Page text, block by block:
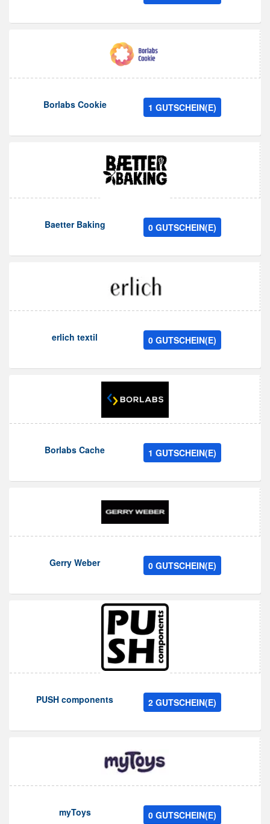
Borlabs Cookie 1 GUTSCHEIN(E)
Baetter Baking 0 GUTSCHEIN(E)
erlich textil 0 GUTSCHEIN(E)
Borlabs Cache 1 GUTSCHEIN(E)
Gerry Weber 0 GUTSCHEIN(E)
PUSH components 2 GUTSCHEIN(E)
myToys 0 GUTSCHEIN(E)